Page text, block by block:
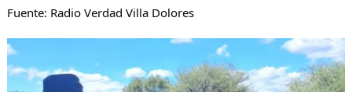
Fuente: Radio Verdad Villa Dolores